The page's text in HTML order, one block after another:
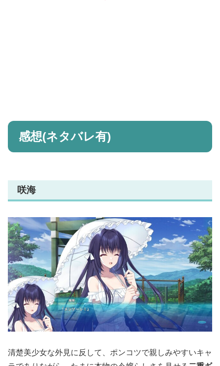
感想(ネタバレ有)
咲海
清楚美少女な外見に反して、ポンコツで親しみやすいキャ